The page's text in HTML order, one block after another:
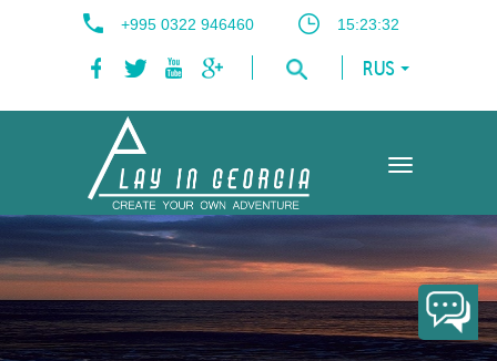
+995 0322 946460 15:23:33
RUS
Toggle